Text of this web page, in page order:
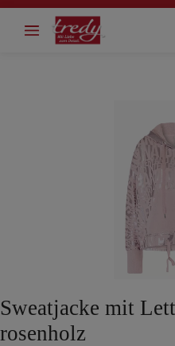
springen
Sweatjacke mit
rosenholz